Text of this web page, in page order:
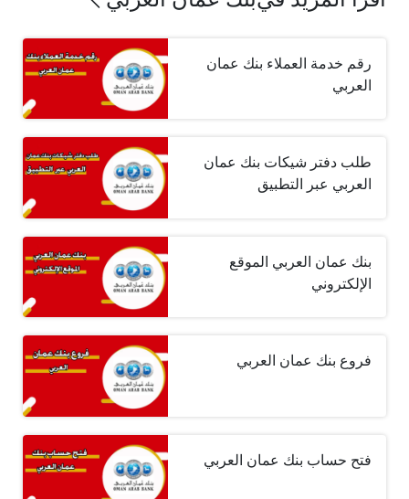
رقم خدمة العملاء بنك عمان
العربي
طلب دفتر شيكات بنك عمان
العربي عبر التطبيق
بنك عمان العربي الموقع
الإلكتروني
فروع بنك عمان العربي
فتح حساب بنك عمان العربي